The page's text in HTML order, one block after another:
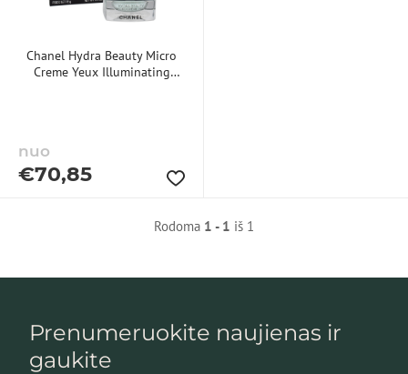
Chanel Hydra Beauty Micro
Creme Yeux Illuminating
nuo
€70,85
Rodoma 1 - 1 iš 1
Prenumeruokite naujienas ir
gaukite